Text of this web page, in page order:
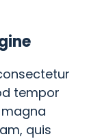
tempor
quis